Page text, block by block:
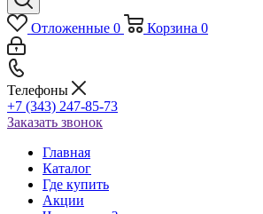
Отложенные 0 Корзина 0
Телефоны
+7 (343) 247-85-73
Заказать звонок
Главная
Каталог
Где купить
Акции